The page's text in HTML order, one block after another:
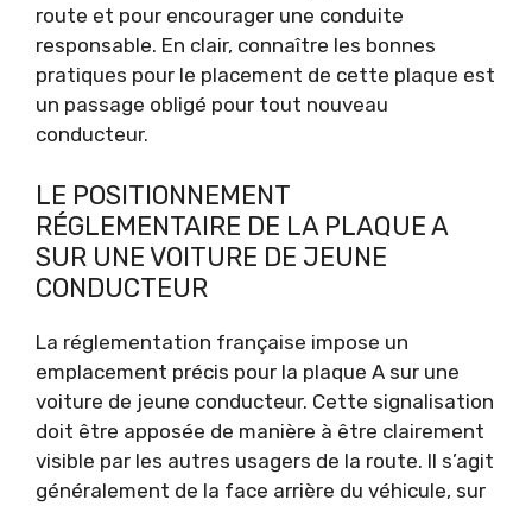
route et pour encourager une conduite
responsable. En clair, connaître les bonnes
pratiques pour le placement de cette plaque est
un passage obligé pour tout nouveau
conducteur.
LE POSITIONNEMENT
RÉGLEMENTAIRE DE LA PLAQUE A
SUR UNE VOITURE DE JEUNE
CONDUCTEUR
La réglementation française impose un
emplacement précis pour la plaque A sur une
voiture de jeune conducteur. Cette signalisation
doit être apposée de manière à être clairement
visible par les autres usagers de la route. Il s’agit
généralement de la face arrière du véhicule, sur